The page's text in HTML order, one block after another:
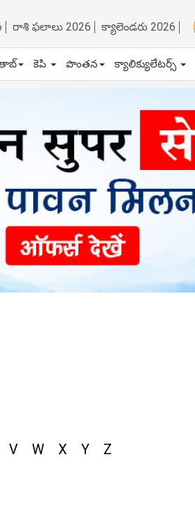
రాశి ఫలాలు 2026 క్యాలెండరు 2026
కెపి పొంతన క్యాలిక్యులేటర్స్
V W X Y Z